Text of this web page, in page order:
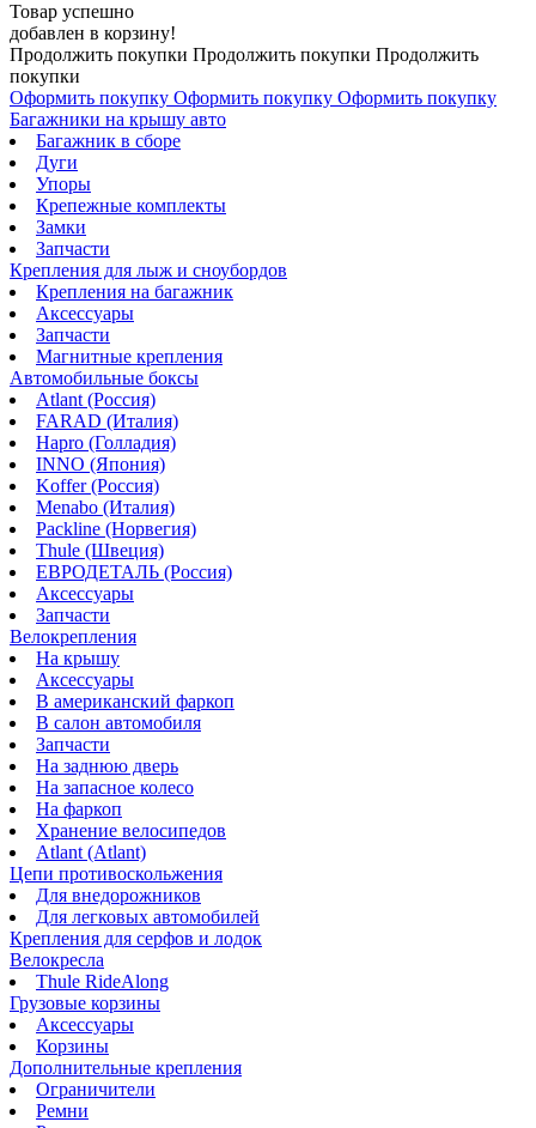
Товар успешно
добавлен в корзину!
Продолжить покупки Продолжить покупки Продолжить
покупки
Оформить покупку Оформить покупку Оформить покупку
Багажники на крышу авто
Багажник в сборе
Дуги
Упоры
Крепежные комплекты
Замки
Запчасти
Крепления для лыж и сноубордов
Крепления на багажник
Аксессуары
Запчасти
Магнитные крепления
Автомобильные боксы
Atlant (Россия)
FARAD (Италия)
Hapro (Голладия)
INNO (Япония)
Koffer (Россия)
Menabo (Италия)
Packline (Норвегия)
Thule (Швеция)
ЕВРОДЕТАЛЬ (Россия)
Аксессуары
Запчасти
Велокрепления
На крышу
Аксессуары
В американский фаркоп
В салон автомобиля
Запчасти
На заднюю дверь
На запасное колесо
На фаркоп
Хранение велосипедов
Atlant (Atlant)
Цепи противоскольжения
Для внедорожников
Для легковых автомобилей
Крепления для серфов и лодок
Велокресла
Thule RideAlong
Грузовые корзины
Аксессуары
Корзины
Дополнительные крепления
Ограничители
Ремни